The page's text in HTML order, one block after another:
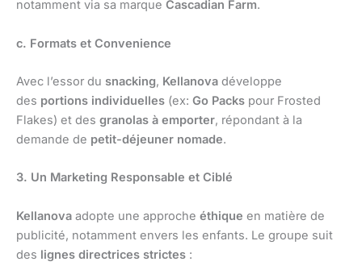
notamment via sa marque Cascadian Farm.
c. Formats et Convenience
Avec l’essor du snacking, Kellanova développe
des portions individuelles (ex: Go Packs pour Frosted
Flakes) et des granolas à emporter, répondant à la
demande de petit-déjeuner nomade.
3. Un Marketing Responsable et Ciblé
Kellanova adopte une approche éthique en matière de
publicité, notamment envers les enfants. Le groupe suit
des lignes directrices strictes :